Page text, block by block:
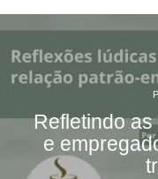
Refletindo
e